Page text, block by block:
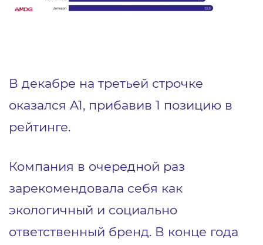
В декабре на третьей строчке
оказался A1, прибавив 1 позицию в
рейтинге.
Компания в очередной раз
зарекомендовала себя как
экологичный и социально
ответственный бренд. В конце года